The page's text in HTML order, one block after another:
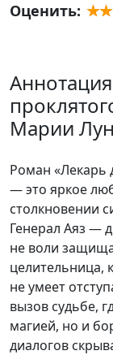
Оценить:
Марии
Роман «Лекарь
— это яркое
столкновении
Генерал Аяз —
не воли
целительница,
не умеет
вызов судьбе,
магией, но и
диалогов